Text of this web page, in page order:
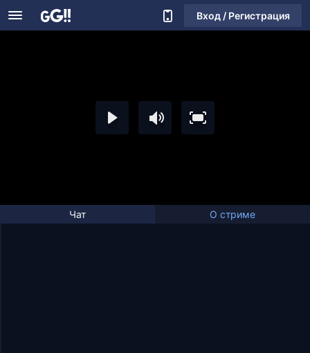
Вход / Регистрация
Чат О стриме